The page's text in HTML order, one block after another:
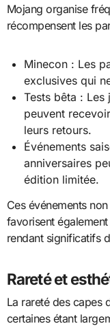
Mojang organise
récompensent les
Minecon : Les
exclusives qui
Tests bêta :
peuvent
leurs retours.
Événements
anniversaires
édition limitée.
Ces événements
favorisent
rendant significatifs
Rareté et
La rareté des capes
certaines étant